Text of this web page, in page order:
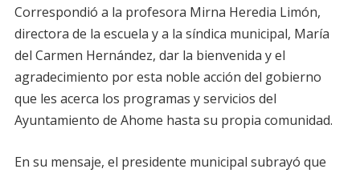
Correspondió a la profesora Mirna Heredia Limón,
directora de la escuela y a la síndica municipal, María
del Carmen Hernández, dar la bienvenida y el
agradecimiento por esta noble acción del gobierno
que les acerca los programas y servicios del
Ayuntamiento de Ahome hasta su propia comunidad.
En su mensaje, el presidente municipal subrayó que